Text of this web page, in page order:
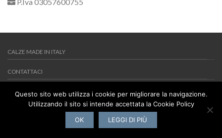
CALZE MADE IN ITALY
CONTATTACI
MY WISHLIST
Copyright 2026 ©CitycalzeVia Sele 8 - 73055 Racale (Lecce) -
Tel.: 329 9110631 - P.Iva 03057600755
Questo sito web utilizza i cookie per migliorare la navigazione.
Utilizzando il sito si intende accettata la Cookie Policy
OK LEGGI DI PIÙ